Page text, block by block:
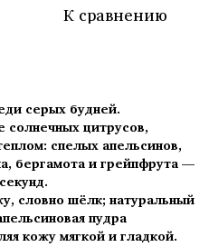
К сравнению
серых будней.
солнечных цитрусов,
спелых апельсинов,
бергамота и грейпфрута —
словно шёлк; натуральный
пудра
кожу мягкой и гладкой.